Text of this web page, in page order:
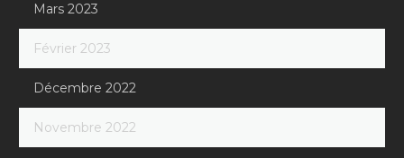
Mars 2023
Février 2023
Décembre 2022
Novembre 2022